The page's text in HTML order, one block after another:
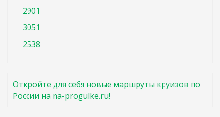
2901
3051
2538
Откройте для себя новые маршруты круизов по
России на na-progulke.ru!